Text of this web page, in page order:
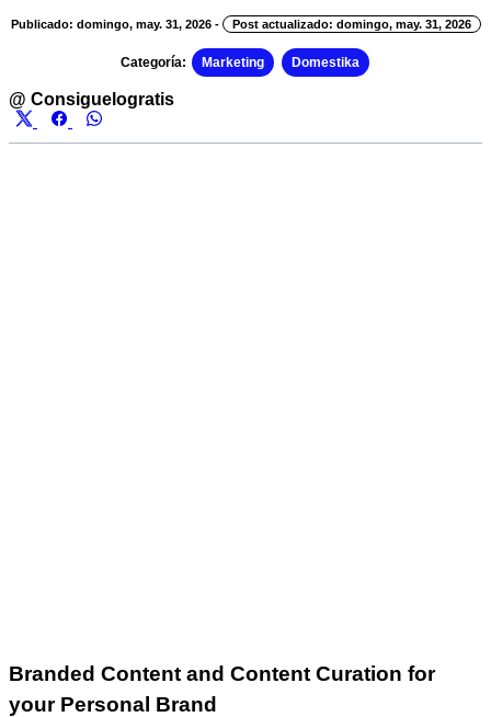
Publicado: domingo, may. 31, 2026 - Post actualizado: domingo, may. 31, 2026
Categoría: Marketing Domestika
@ Consiguelogratis
Branded Content and Content Curation for
your Personal Brand